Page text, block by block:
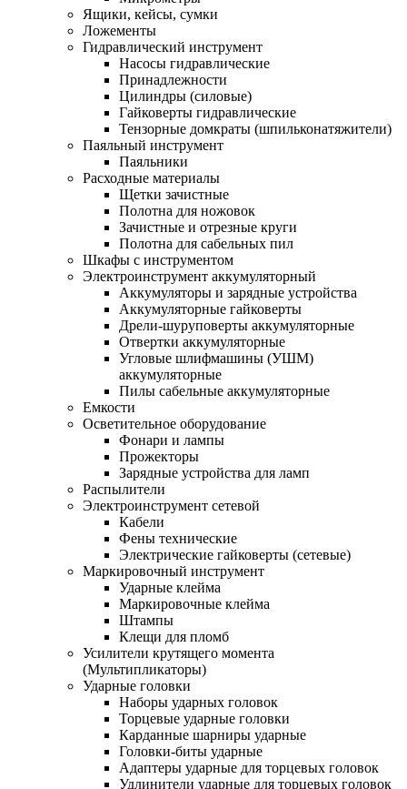
Ящики, кейсы, сумки
Ложементы
Гидравлический инструмент
Насосы гидравлические
Принадлежности
Цилиндры (силовые)
Гайковерты гидравлические
Тензорные домкраты (шпильконатяжители)
Паяльный инструмент
Паяльники
Расходные материалы
Щетки зачистные
Полотна для ножовок
Зачистные и отрезные круги
Полотна для сабельных пил
Шкафы с инструментом
Электроинструмент аккумуляторный
Аккумуляторы и зарядные устройства
Аккумуляторные гайковерты
Дрели-шуруповерты аккумуляторные
Отвертки аккумуляторные
Угловые шлифмашины (УШМ)
аккумуляторные
Пилы сабельные аккумуляторные
Емкости
Осветительное оборудование
Фонари и лампы
Прожекторы
Зарядные устройства для ламп
Распылители
Электроинструмент сетевой
Кабели
Фены технические
Электрические гайковерты (сетевые)
Маркировочный инструмент
Ударные клейма
Маркировочные клейма
Штампы
Клещи для пломб
Усилители крутящего момента
(Мультипликаторы)
Ударные головки
Наборы ударных головок
Торцевые ударные головки
Карданные шарниры ударные
Головки-биты ударные
Адаптеры ударные для торцевых головок
Удлинители ударные для торцевых головок